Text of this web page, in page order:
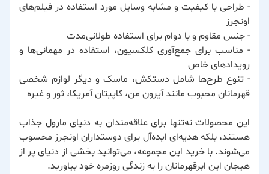
- طراحی با کیفیت و مشابه وسایل مورد استفاده در فیلم‌های
اونجرز
- جنس مقاوم و با دوام برای استفاده طولانی‌مدت
- مناسب برای جمع‌آوری کلکسیون، استفاده در مهمانی‌ها و
رویدادهای خاص
- تنوع طرح‌ها شامل دستکش، ماسک و دیگر لوازم شخصی
قهرمانان محبوب مانند آیرون من، کاپیتان آمریکا، ثور و غیره
این محصولات نه‌تنها برای علاقه‌مندان به دنیای مارول جذاب
هستند، بلکه هدیه‌ای ایده‌آل برای دوستداران اونجرز محسوب
می‌شوند. با خرید این مجموعه، می‌توانید بخشی از دنیای پر از
هیجان این ابرقهرمانان را به زندگی روزمره خود بیاورید.